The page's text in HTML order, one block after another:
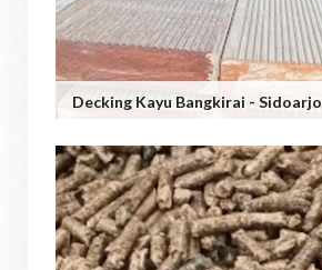
Decking Kayu Bangkirai - Sidoarjo